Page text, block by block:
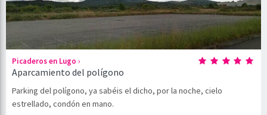
Picaderos en Lugo ›
Aparcamiento del polígono
Parking del polígono, ya sabéis el dicho, por la noche, cielo
estrellado, condón en mano.